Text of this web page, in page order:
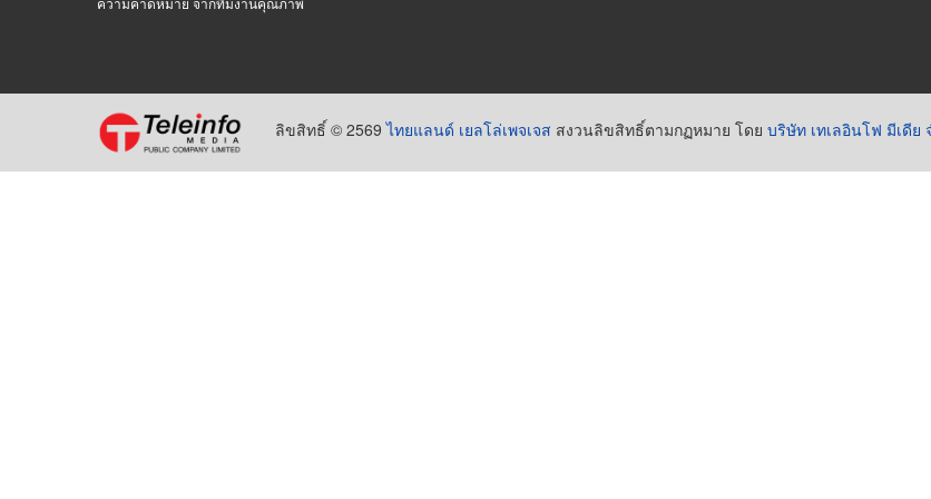
ลิขสิทธิ์ © 2569ไทยแลนด์ เยลโล่เพจเจส สงวนลิขสิทธิ์ตามกฏหมาย โดย บริษัท เทเลอินโฟ มีเดีย